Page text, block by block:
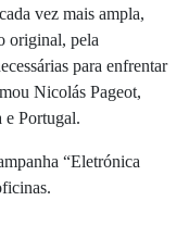
vez mais ampla,
original, pela
para enfrentar
Nicolás Pageot,
e Portugal.
“Eletrónica